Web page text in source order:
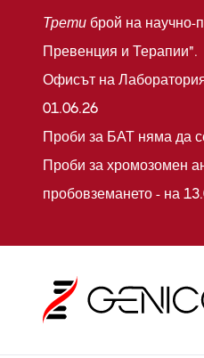
Трети брой на научно-
Превенция и Терапии".
Офисът на
01.06.26
Проби за БАТ няма да
Проби за хромозомен
пробовземането - на